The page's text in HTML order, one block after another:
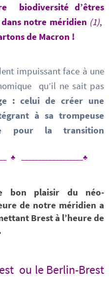
biodiversité d’êtres
notre méridien (1),
de Macron !
impuissant face à une
qu’il ne sait pas
: celui de créer une
à sa trompeuse
pour la transition
♣ __________________♣
bon plaisir du néo-
de notre méridien a
Brest à l’heure de
ou le Berlin-Brest